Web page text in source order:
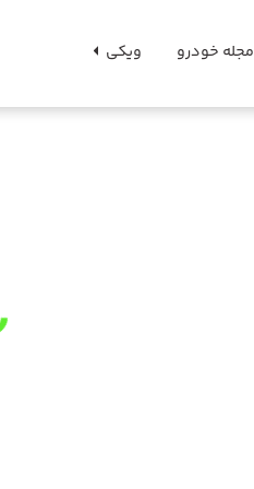
مجله خودرو ویکی